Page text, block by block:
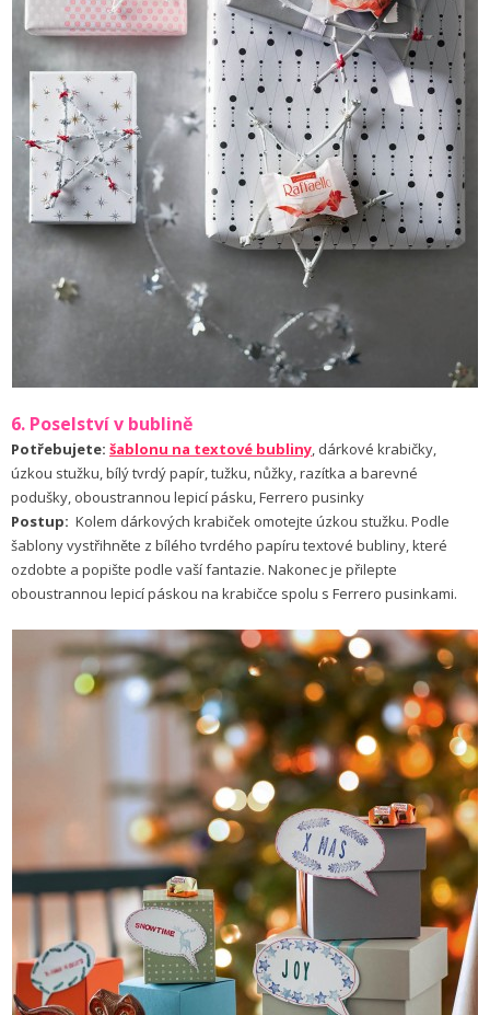
6. Poselství v bublině
Potřebujete: šablonu na textové bubliny, dárkové krabičky,
úzkou stužku, bílý tvrdý papír, tužku, nůžky, razítka a barevné
podušky, oboustrannou lepicí pásku, Ferrero pusinky
Postup: Kolem dárkových krabiček omotejte úzkou stužku. Podle
šablony vystřihněte z bílého tvrdého papíru textové bubliny, které
ozdobte a popište podle vaší fantazie. Nakonec je přilepte
oboustrannou lepicí páskou na krabičce spolu s Ferrero pusinkami.